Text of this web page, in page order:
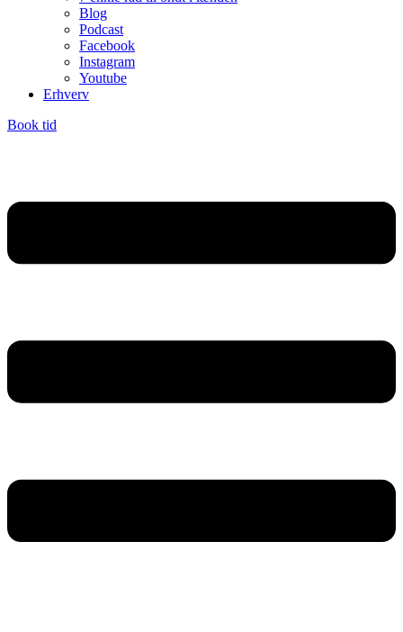
Blog
Podcast
Facebook
Instagram
Youtube
Erhverv
Book tid